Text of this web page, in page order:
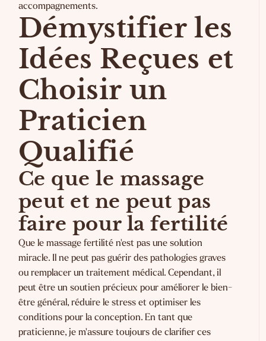
accompagnements.
Démystifier les
Idées Reçues et
Choisir un
Praticien
Qualifié
Ce que le massage
peut et ne peut pas
faire pour la fertilité
Que le massage fertilité n'est pas une solution
miracle. Il ne peut pas guérir des pathologies graves
ou remplacer un traitement médical. Cependant, il
peut être un soutien précieux pour améliorer le bien-
être général, réduire le stress et optimiser les
conditions pour la conception. En tant que
praticienne, je m'assure toujours de clarifier ces